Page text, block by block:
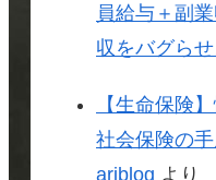
員給与＋副
収をバグらせ
【生命保険
社会保険の手
ariblog より